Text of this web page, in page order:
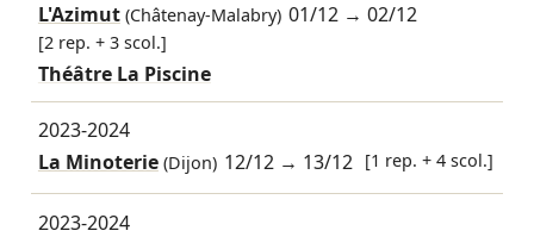
L'Azimut(Châtenay-Malabry) 01/12 →02/12
[2 rep. + 3 scol.]
Théâtre La Piscine
2023-2024
La Minoterie(Dijon) 12/12 → 13/12 [1 rep. + 4 scol.]
2023-2024